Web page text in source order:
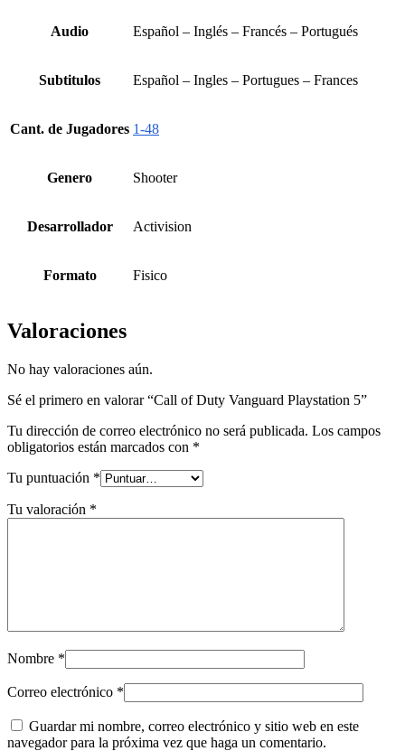
Audio Español – Inglés – Francés – Portugués
Subtitulos Español – Ingles – Portugues – Frances
Cant. de Jugadores 1-48
Genero Shooter
Desarrollador Activision
Formato Fisico
Valoraciones
No hay valoraciones aún.
Sé el primero en valorar “Call of Duty Vanguard Playstation 5”
Tu dirección de correo electrónico no será publicada. Los campos
obligatorios están marcados con *
Tu puntuación *
Tu valoración *
Nombre *
Correo electrónico *
Guardar mi nombre, correo electrónico y sitio web en este
navegador para la próxima vez que haga un comentario.